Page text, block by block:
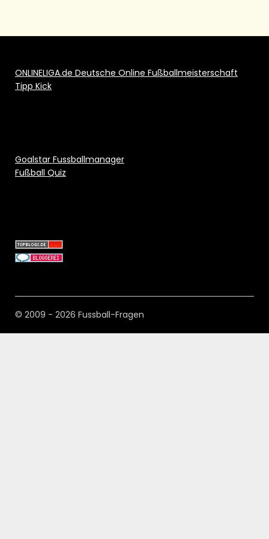
ONLINELIGA.de Deutsche Online Fußballmeisterschaft
Tipp Kick
Goalstar Fussballmanager
Fußball Quiz
© 2009 - 2026 Fussball-Fragen